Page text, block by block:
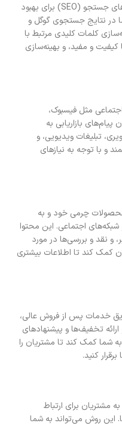
استفاده از تکنیک‌های بهینه‌سازی موتورهای جستجو (SEO) برای بهبود
در نتایج جستجوی گوگل و
کلمات کلیدی مرتبط با
و مفید، و بهینه‌سازی
مثل فیسبوک،
پیام‌های بازاریابی به
تبلیغات ویدیویی، و
و با توجه به نیازهای
محصولات چرمی خود و به
اجتماعی. این محتوا
و نقد و بررسی‌ها در مورد
کمک کند تا اطلاعات بیشتری
خدمات پس از فروش عالی،
تخفیف‌ها و پیشنهادهای
به شما کمک کند تا مشتریان را
کنید.
مشتریان برای ارتباط
این روش می‌تواند به شما